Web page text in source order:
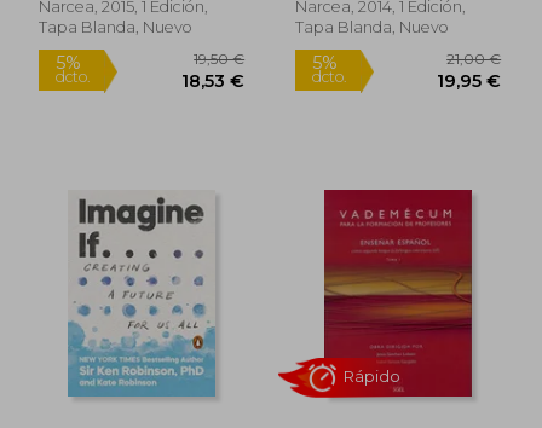
Difíciles
Narcea, 2015, 1 Edición,
Tapa Blanda, Nuevo
Narcea, 2014, 1 Edición,
Tapa Blanda, Nuevo